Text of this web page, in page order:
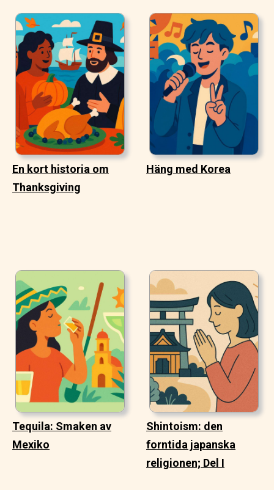
En kort historia om
Thanksgiving
Häng med Korea
Tequila: Smaken av
Mexiko
Shintoism: den
forntida japanska
religionen; Del I